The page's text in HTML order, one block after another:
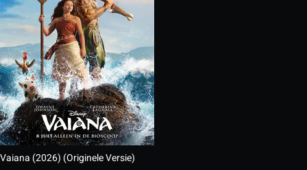
Vaiana (2026) (Originele Versie)